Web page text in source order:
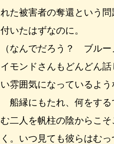
れた被害者の奪還という
付いたはずなのに。
（なんでだろう？ ブルー
イモンドさんもどんどん
い雰囲気になっているよ
船縁にもたれ、何をする
む二人を帆柱の陰からこ
く。いつ見ても彼らはむ